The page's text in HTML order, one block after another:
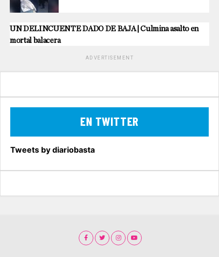
UN DELINCUENTE DADO DE BAJA | Culmina asalto en
mortal balacera
ADVERTISEMENT
EN TWITTER
Tweets by diariobasta